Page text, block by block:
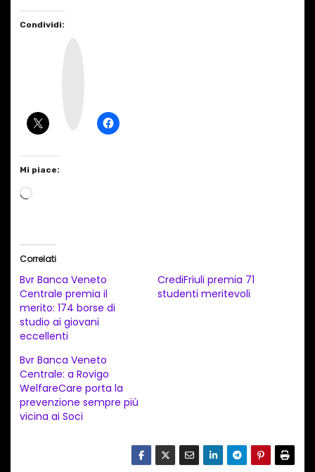
Condividi:
Mi piace:
C
i
a
m
e
t
o
i
Correlati
Bvr Banca Veneto
Centrale premia il
merito: 174 borse di
studio ai giovani
eccellenti
CrediFriuli premia 71
studenti meritevoli
Bvr Banca Veneto
Centrale: a Rovigo
WelfareCare porta la
prevenzione sempre più
vicina ai Soci